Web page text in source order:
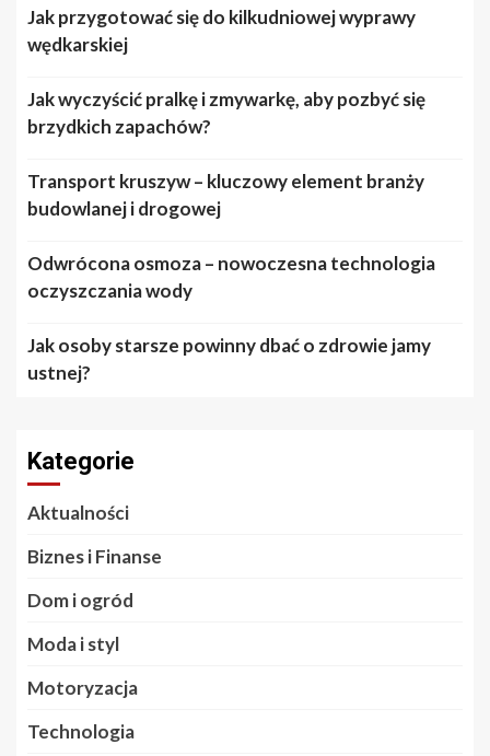
Jak przygotować się do kilkudniowej wyprawy
wędkarskiej
Jak wyczyścić pralkę i zmywarkę, aby pozbyć się
brzydkich zapachów?
Transport kruszyw – kluczowy element branży
budowlanej i drogowej
Odwrócona osmoza – nowoczesna technologia
oczyszczania wody
Jak osoby starsze powinny dbać o zdrowie jamy
ustnej?
Kategorie
Aktualności
Biznes i Finanse
Dom i ogród
Moda i styl
Motoryzacja
Technologia